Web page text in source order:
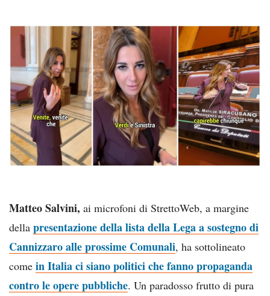
Matteo Salvini, ai microfoni di StrettoWeb, a margine
della presentazione della lista della Lega a sostegno di
Cannizzaro alle prossime Comunali, ha sottolineato
come in Italia ci siano politici che fanno propaganda
contro le opere pubbliche. Un paradosso frutto di pura